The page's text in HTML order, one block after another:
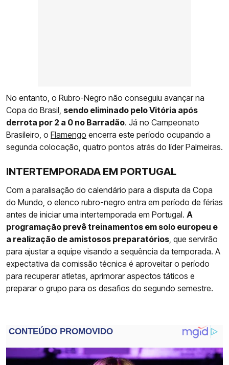
No entanto, o Rubro-Negro não conseguiu avançar na
Copa do Brasil, sendo eliminado pelo Vitória após
derrota por 2 a 0 no Barradão. Já no Campeonato
Brasileiro, o Flamengo encerra este período ocupando a
segunda colocação, quatro pontos atrás do líder Palmeiras.
INTERTEMPORADA EM PORTUGAL
Com a paralisação do calendário para a disputa da Copa
do Mundo, o elenco rubro-negro entra em período de férias
antes de iniciar uma intertemporada em Portugal. A
programação prevê treinamentos em solo europeu e
a realização de amistosos preparatórios , que servirão
para ajustar a equipe visando a sequência da temporada. A
expectativa da comissão técnica é aproveitar o período
para recuperar atletas, aprimorar aspectos táticos e
preparar o grupo para os desafios do segundo semestre.